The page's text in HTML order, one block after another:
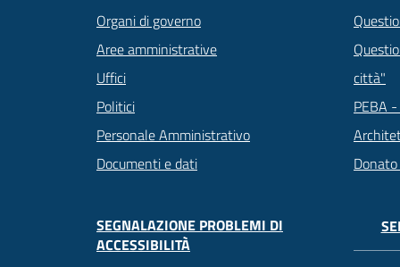
Organi di governo
Aree amministrative
Uffici
Politici
Personale Amministrativo
Documenti e dati
città"
PEBA
SEGNALAZIONE PROBLEMI DI
ACCESSIBILITÀ